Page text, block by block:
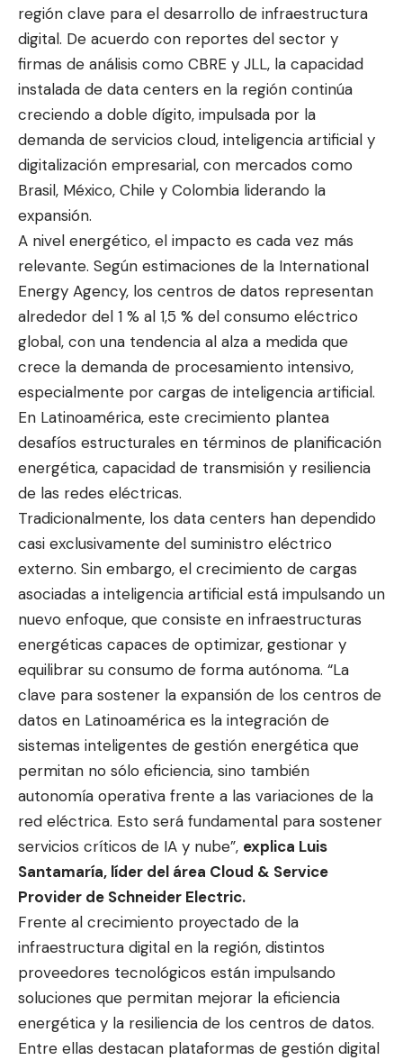
región clave para el desarrollo de infraestructura
digital. De acuerdo con reportes del sector y
firmas de análisis como CBRE y JLL, la capacidad
instalada de data centers en la región continúa
creciendo a doble dígito, impulsada por la
demanda de servicios cloud, inteligencia artificial y
digitalización empresarial, con mercados como
Brasil, México, Chile y Colombia liderando la
expansión.
A nivel energético, el impacto es cada vez más
relevante. Según estimaciones de la International
Energy Agency, los centros de datos representan
alrededor del 1 % al 1,5 % del consumo eléctrico
global, con una tendencia al alza a medida que
crece la demanda de procesamiento intensivo,
especialmente por cargas de inteligencia artificial.
En Latinoamérica, este crecimiento plantea
desafíos estructurales en términos de planificación
energética, capacidad de transmisión y resiliencia
de las redes eléctricas.
Tradicionalmente, los data centers han dependido
casi exclusivamente del suministro eléctrico
externo. Sin embargo, el crecimiento de cargas
asociadas a inteligencia artificial está impulsando un
nuevo enfoque, que consiste en infraestructuras
energéticas capaces de optimizar, gestionar y
equilibrar su consumo de forma autónoma. “La
clave para sostener la expansión de los centros de
datos en Latinoamérica es la integración de
sistemas inteligentes de gestión energética que
permitan no sólo eficiencia, sino también
autonomía operativa frente a las variaciones de la
red eléctrica. Esto será fundamental para sostener
servicios críticos de IA y nube”, explica Luis
Santamaría, líder del área Cloud & Service
Provider de Schneider Electric.
Frente al crecimiento proyectado de la
infraestructura digital en la región, distintos
proveedores tecnológicos están impulsando
soluciones que permitan mejorar la eficiencia
energética y la resiliencia de los centros de datos.
Entre ellas destacan plataformas de gestión digital